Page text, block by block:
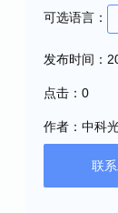
可选语言：
发布时间：
点击：0
作者：中科
联